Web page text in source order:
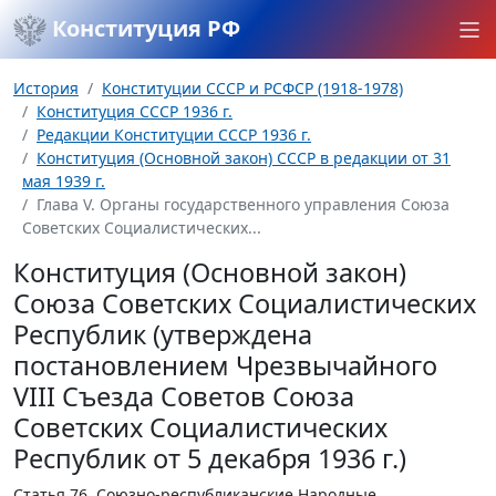
Конституция РФ
История
Конституции СССР и РСФСР (1918-1978)
Конституция СССР 1936 г.
Редакции Конституции СССР 1936 г.
Конституция (Основной закон) СССР в редакции от 31
мая 1939 г.
Глава V. Органы государственного управления Союза
Советских Социалистических...
Конституция (Основной закон)
Союза Советских Социалистических
Республик (утверждена
постановлением Чрезвычайного
VIII Съезда Советов Союза
Советских Социалистических
Республик от 5 декабря 1936 г.)